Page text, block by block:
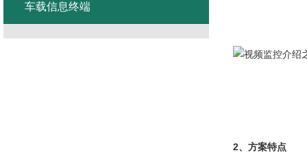
2、方案特点
车载信息终端